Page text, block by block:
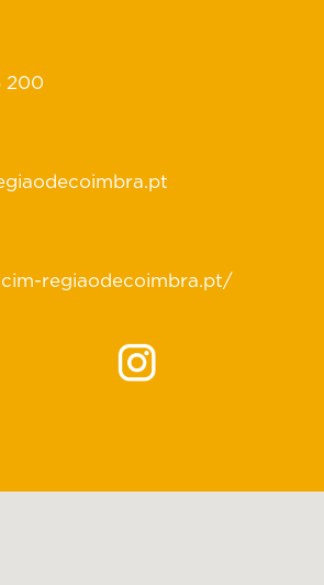
200
regiaodecoimbra.pt/